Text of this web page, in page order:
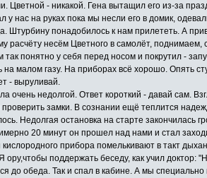
Цветной - никакой. Гена вытащил его из-за
у нас на руках пока мы несли его в домик,
Штурбину понадобилось к нам прилететь. А
расчёту несём Цветного в самолёт,
так понятно у себя перед носом и покрутил -
на малом газу. На приборах всё хорошо. Опять
- выруливай.
очень недолгой. Ответ короткий - давай сам.
замки. В сознании ещё теплится
Недолгая остановка на старте закончилась
20 минут он прошел над нами и стал
кислородного прибора помелькивают в такт
ору,чтобы поддержать беседу, как учил доктор:
до обеда. Так и спал в кабине. А мы